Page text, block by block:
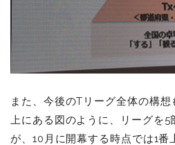
また、今後のTリーグ全体の構
上にある図のように、リーグを5
が、10月に開幕する時点では1番